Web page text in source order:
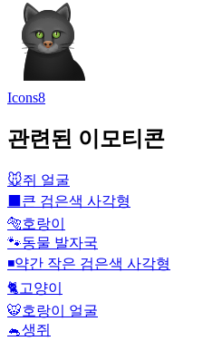
Icons8
관련된 이모티콘
🐭쥐 얼굴
큰 검은색 사각형
🐅호랑이
🐾동물 발자국
◾약간 작은 검은색 사각형
🐈고양이
🐯호랑이 얼굴
🐁생쥐